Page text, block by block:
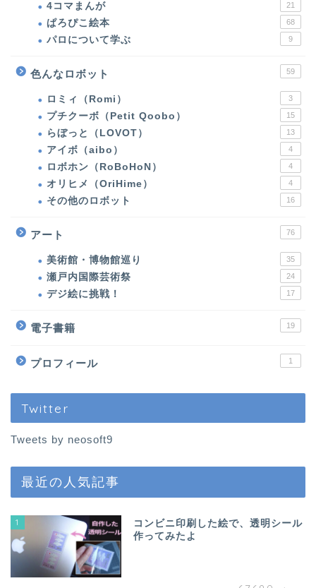
4コマまんが 21
ぱろぴこ絵本 68
パロについて学ぶ 9
色んなロボット 59
ロミィ（Romi） 3
プチクーボ（Petit Qoobo） 15
らぼっと（LOVOT） 13
アイボ（aibo） 4
ロボホン（RoBoHoN） 4
オリヒメ（OriHime） 4
その他のロボット 16
アート 76
美術館・博物館巡り 35
瀬戸内国際芸術祭 24
デジ絵に挑戦！ 17
電子書籍 19
プロフィール 1
Twitter
Tweets by neosoft9
最近の人気記事
1
コンビニ印刷した絵で、透明シール
作ってみたよ
色んなロボット
アイボ（aibo）